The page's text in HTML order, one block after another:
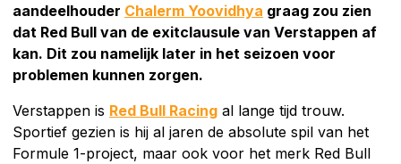
aandeelhouder Chalerm Yoovidhya graag zou zien
dat Red Bull van de exitclausule van Verstappen af
kan. Dit zou namelijk later in het seizoen voor
problemen kunnen zorgen.
Verstappen is Red Bull Racing al lange tijd trouw.
Sportief gezien is hij al jaren de absolute spil van het
Formule 1-project, maar ook voor het merk Red Bull